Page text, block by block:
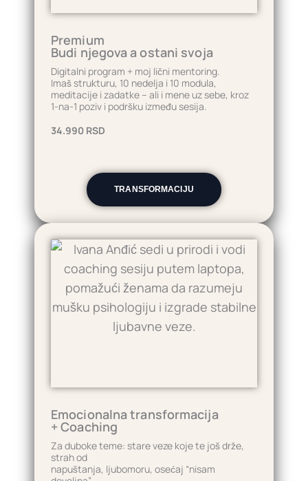
Premium
Budi njegova a ostani svoja
Digitalni program + moj lični mentoring.
Imaš strukturu, 10 nedelja i 10 modula,
meditacije i zadatke – ali i mene uz sebe, kroz
1-na-1 poziv i podršku između sesija.
34.990 RSD
TRANSFORMACIJU
Emocionalna transformacija
+ Coaching
Za duboke teme: stare veze koje te još drže,
strah od
napuštanja, ljubomoru, osećaj “nisam